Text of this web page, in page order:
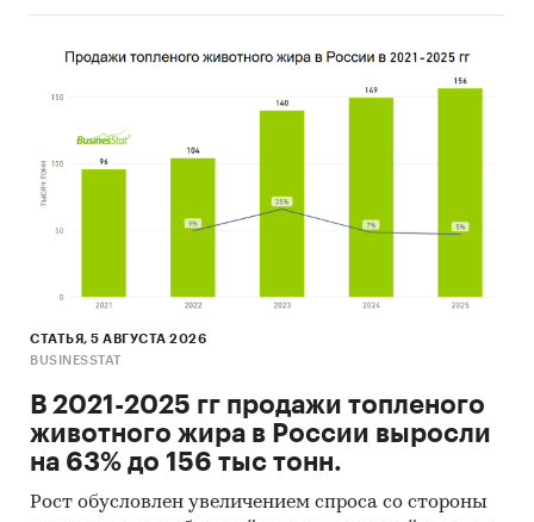
деревообрабатывающего оборудования
В рамках главы представлена информация о
части проведенных государственных закупок
деревообрабатывающего оборудования 44-ФЗ
и 223-ФЗ за период
декабрь 2024 года, в которых был определен
торгах показано средневзвешенное
отклонение итоговой стоимости контрактов
от их начальной максимальной цены.
Покупателям работы предоставляется
выгрузка в формате MS Excel. Параметры
выгрузки могут быть скорректированы по
запросу заказчика.
СТАТЬЯ, 5 АВГУСТА 2026
BUSINESSTAT
В 2021-2025 гг продажи топленого
животного жира в России выросли
на 63% до 156 тыс тонн.
Рост обусловлен увеличением спроса со стороны